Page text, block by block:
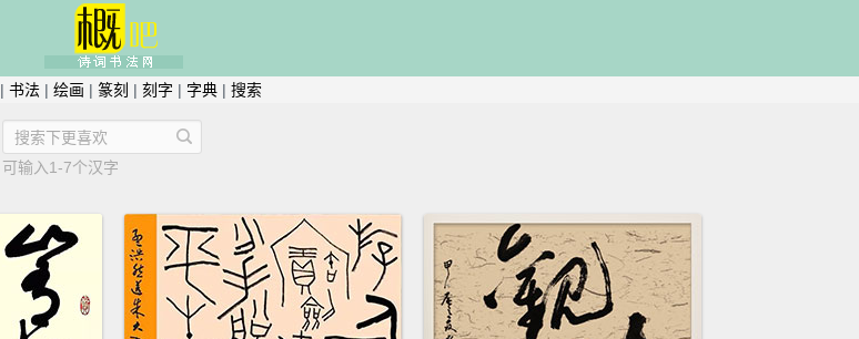
| 书法 | 绘画 | 篆刻 | 刻字 | 字典 | 搜索
可输入1-7个汉字